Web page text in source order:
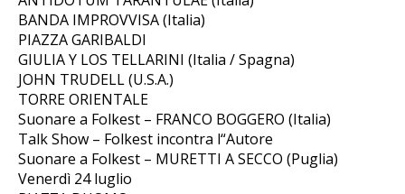
BANDA IMPROVVISA (Italia)
PIAZZA GARIBALDI
GIULIA Y LOS TELLARINI (Italia / Spagna)
JOHN TRUDELL (U.S.A.)
TORRE ORIENTALE
Suonare a Folkest – FRANCO BOGGERO (Italia)
Talk Show – Folkest incontra l“Autore
Suonare a Folkest – MURETTI A SECCO (Puglia)
Venerdì 24 luglio